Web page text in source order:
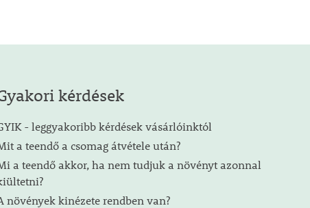
kérdések
- leggyakoribb kérdések vásárlóinktól
a teendő a csomag átvétele után?
a teendő akkor, ha nem tudjuk a növényt azonnal
növények kinézete rendben van?